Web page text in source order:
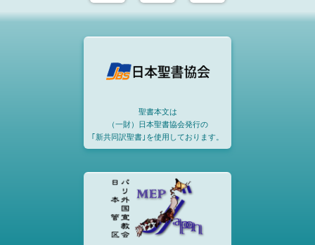
聖書本文は
（一財）日本聖書協会発行の
｢新共同訳聖書｣を使用しております。